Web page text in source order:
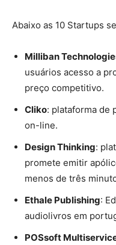
Abaixo as 10 Startups
Milliban
usuários acesso a
preço competitivo.
Cliko: plataforma de
on-line.
Design Thinking:
promete emitir
menos de três
Ethale Publishing:
audiolivros em
POSsoft